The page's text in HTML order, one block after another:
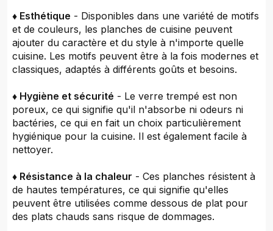
♦ Esthétique - Disponibles dans une variété de motifs
et de couleurs, les planches de cuisine peuvent
ajouter du caractère et du style à n'importe quelle
cuisine. Les motifs peuvent être à la fois modernes et
classiques, adaptés à différents goûts et besoins.
♦ Hygiène et sécurité - Le verre trempé est non
poreux, ce qui signifie qu'il n'absorbe ni odeurs ni
bactéries, ce qui en fait un choix particulièrement
hygiénique pour la cuisine. Il est également facile à
nettoyer.
♦ Résistance à la chaleur - Ces planches résistent à
de hautes températures, ce qui signifie qu'elles
peuvent être utilisées comme dessous de plat pour
des plats chauds sans risque de dommages.